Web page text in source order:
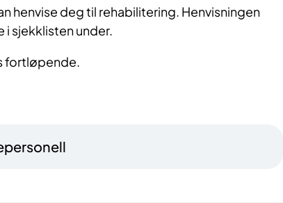
henvise deg til rehabilitering. Henvisningen
i sjekklisten under.
fortløpende.